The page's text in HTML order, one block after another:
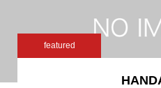
featured